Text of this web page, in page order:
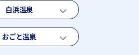
白浜温泉
おごと温泉